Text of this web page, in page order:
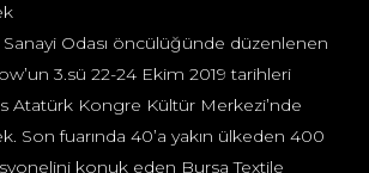
Sanayi Odası öncülüğünde düzenlenen
3.sü 22-24 Ekim 2019 tarihleri
Atatürk Kongre Kültür Merkezi’nde
Son fuarında 40’a yakın ülkeden 400
konuk eden Bursa Textile